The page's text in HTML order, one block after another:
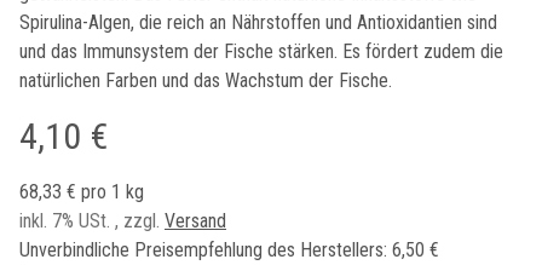
Spirulina-Algen, die reich an Nährstoffen und Antioxidantien sind
und das Immunsystem der Fische stärken. Es fördert zudem die
natürlichen Farben und das Wachstum der Fische.
4,10 €
68,33 € pro 1 kg
inkl. 7% USt. , zzgl. Versand
Unverbindliche Preisempfehlung des Herstellers: 6,50 €